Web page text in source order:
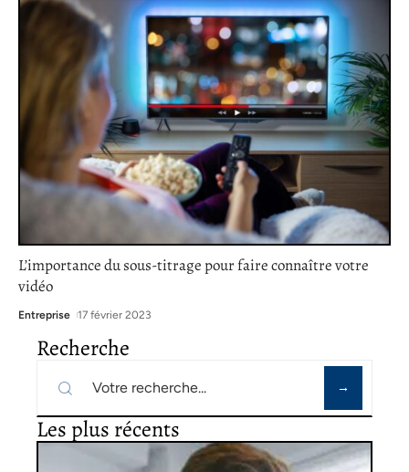
L’importance du sous-titrage pour faire connaître votre
vidéo
Entreprise 17 février 2023
Recherche
Les plus récents